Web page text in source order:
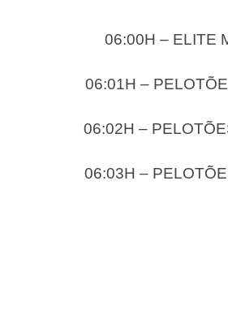
06:00H – ELITE
06:01H –
06:02H –
06:03H –